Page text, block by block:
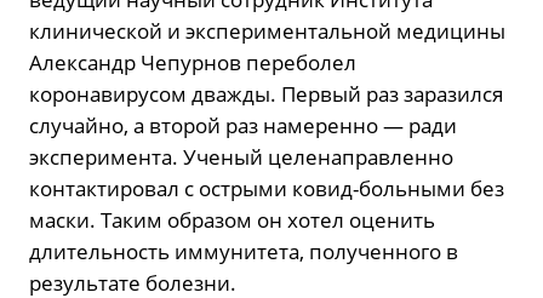
клинической и экспериментальной медицины
Александр Чепурнов переболел
коронавирусом дважды. Первый раз заразился
случайно, а второй раз намеренно — ради
эксперимента. Ученый целенаправленно
контактировал с острыми ковид-больными без
маски. Таким образом он хотел оценить
длительность иммунитета, полученного в
результате болезни.